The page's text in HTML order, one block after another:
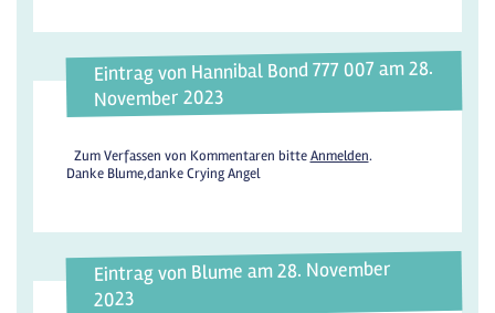
Eintrag von Hannibal Bond 777 007 am 28.
November 2023
Zum Verfassen von Kommentaren bitteAnmelden.
Danke Blume,danke Crying Angel
Eintrag von Blume am 28. November
2023